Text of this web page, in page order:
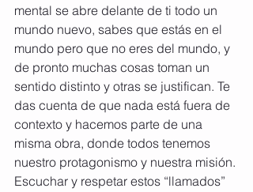
mental se abre delante de ti todo un
mundo nuevo, sabes que estás en el
mundo pero que no eres del mundo, y
de pronto muchas cosas toman un
sentido distinto y otras se justifican. Te
das cuenta de que nada está fuera de
contexto y hacemos parte de una
misma obra, donde todos tenemos
nuestro protagonismo y nuestra misión.
Escuchar y respetar estos “llamados”